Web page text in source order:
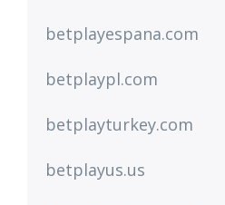
betplayespana.com
betplaypl.com
betplayturkey.com
betplayus.us